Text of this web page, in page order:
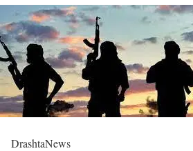
DrashtaNews